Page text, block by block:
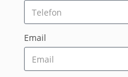
Email